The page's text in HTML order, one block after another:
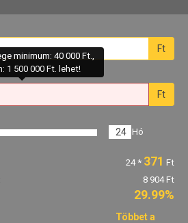
Ft
minimum: 40 000 Ft.,
1 500 000 Ft. lehet!
Ft
24 Hó
24* 371 Ft
8 904 Ft
29.99%
Többet a